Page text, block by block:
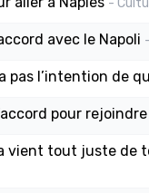
-
avec le Napoli
pas l’intention de
pour
vient tout juste de